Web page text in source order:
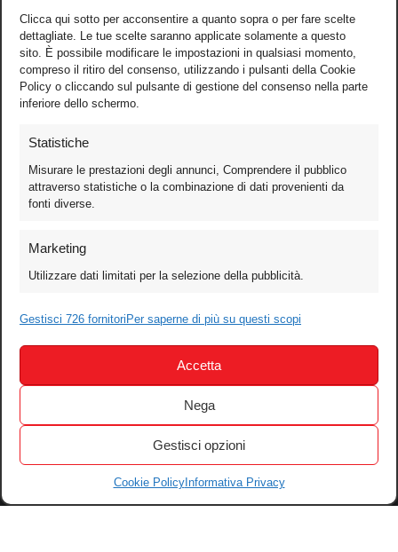
Clicca qui sotto per acconsentire a quanto sopra o per fare scelte
dettagliate. Le tue scelte saranno applicate solamente a questo
sito. È possibile modificare le impostazioni in qualsiasi momento,
compreso il ritiro del consenso, utilizzando i pulsanti della Cookie
Policy o cliccando sul pulsante di gestione del consenso nella parte
inferiore dello schermo.
Statistiche
Misurare le prestazioni degli annunci, Comprendere il pubblico
attraverso statistiche o la combinazione di dati provenienti da
fonti diverse.
Marketing
Utilizzare dati limitati per la selezione della pubblicità.
Gestisci 726 fornitori Per saperne di più su questi scopi
Accetta
Nega
Gestisci opzioni
Cookie PolicyInformativa Privacy
Games
Test
Audio
Festival & Concorsi
Iscriviti alla newsletter